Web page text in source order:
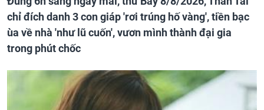
chỉ đích danh 3 con giáp 'rơi trúng hố vàng', tiền bạc
ùa về nhà 'như lũ cuốn', vươn mình thành đại gia
trong phút chốc